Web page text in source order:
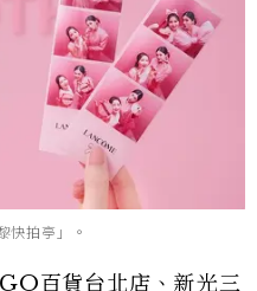
快拍亭」。
百貨台北店、新光三